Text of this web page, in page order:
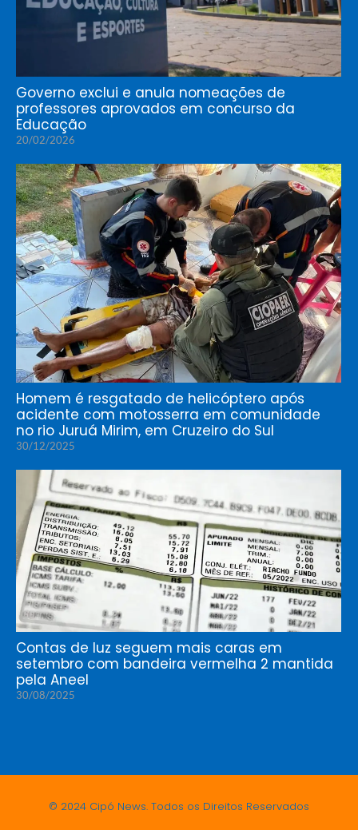
Governo exclui e anula nomeações de
professores aprovados em concurso da
Educação
20/02/2026
Homem é resgatado de helicóptero após
acidente com motosserra em comunidade
no rio Juruá Mirim, em Cruzeiro do Sul
30/12/2025
Contas de luz seguem mais caras em
setembro com bandeira vermelha 2 mantida
pela Aneel
30/08/2025
© 2024 Cipó News. Todos os Direitos Reservados